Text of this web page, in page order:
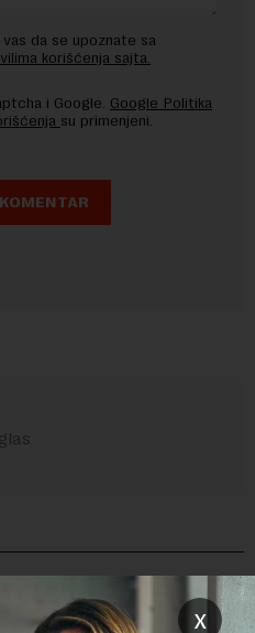
da se upoznate sa
korišćenja sajta.
i Google. Google Politika
su primenjeni.
x